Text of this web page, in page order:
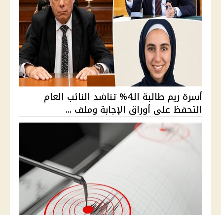
أسرة ريم طالبة الـ4% تناشد النائب العام
التحفظ على أوراق الإجابة وملف ...